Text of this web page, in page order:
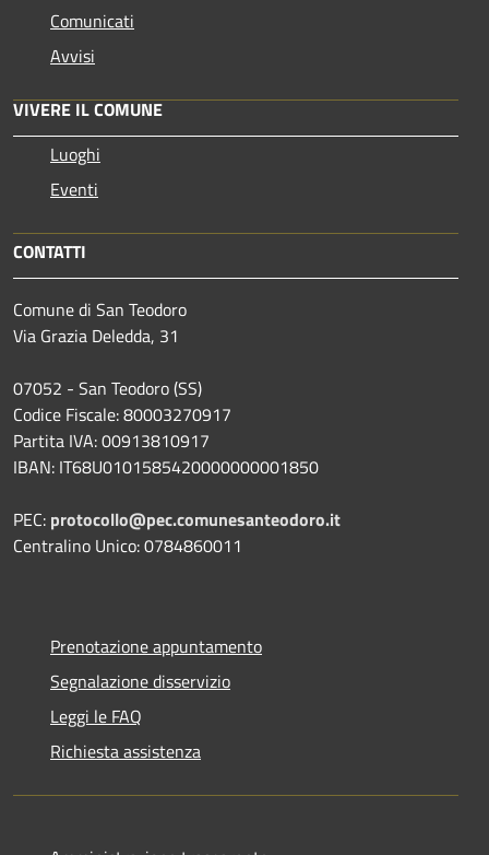
Comunicati
Avvisi
VIVERE IL COMUNE
Luoghi
Eventi
CONTATTI
Comune di San Teodoro
Via Grazia Deledda, 31
07052 - San Teodoro (SS)
Codice Fiscale: 80003270917
Partita IVA: 00913810917
IBAN: IT68U0101585420000000001850
PEC: protocollo@pec.comunesanteodoro.it
Centralino Unico: 0784860011
Prenotazione appuntamento
Segnalazione disservizio
Leggi le FAQ
Richiesta assistenza